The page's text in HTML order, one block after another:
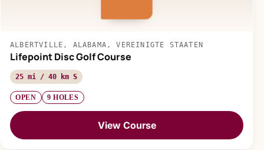
ALBERTVILLE, ALABAMA, VEREINIGTE STAATEN
Lifepoint Disc Golf Course
25 mi / 40 km S
OPEN 9 HOLES
View Course